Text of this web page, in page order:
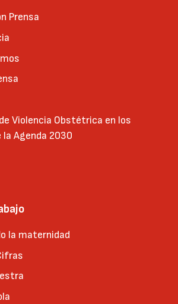
Prensa
Violencia Obstétrica en los
Agenda 2030
la maternidad